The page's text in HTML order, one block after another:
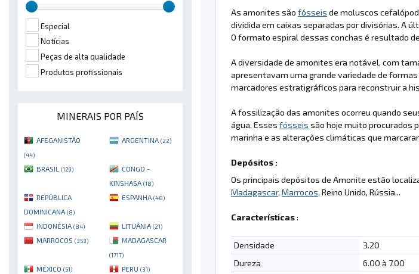
Especial
Notícias
Peças de alta qualidade
Produtos profissionais
MINERAIS POR PAÍS
AFEGANISTÃO
(44)
ARGENTINA (22)
BRASIL (129)
CONGO -
KINSHASA (18)
REPÚBLICA
DOMINICANA (8)
ESPANHA (48)
INDONÉSIA (84) LITUÂNIA (21)
MARROCOS (353) MADAGASCAR
(1717)
MÉXICO (51) PERU (31)
As amonites são fósseis de moluscos
dividida em caixas separadas por divisórias. A
O formato espiral dessas conchas é resultado
A diversidade de amonites era notável, com
apresentavam uma grande variedade de
marcadores estratigráficos para reconstruir a
A fossilização das amonites ocorreu quando
água. Esses fósseis são hoje muito procurados
marinha e as alterações climáticas que
Depósitos :
Os principais depósitos de Amonite estão
Madagascar, Marrocos, Reino Unido, Rússia...
Características:
Densidade
3.20
Dureza
6.00 à 7.00